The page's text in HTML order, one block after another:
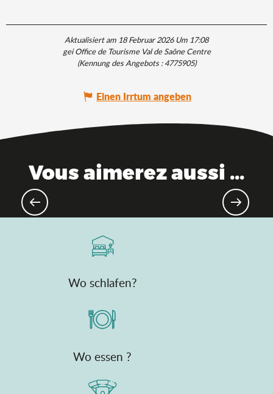
Aktualisiert am 18 Februar 2026 Um 17:08
gei Office de Tourisme Val de Saône Centre
(Kennung des Angebots :4775905)
Einen Irrtum angeben
Vous aimerez aussi ...
Die Top-Liste der natürlichen
Wo schlafen?
Wo essen ?